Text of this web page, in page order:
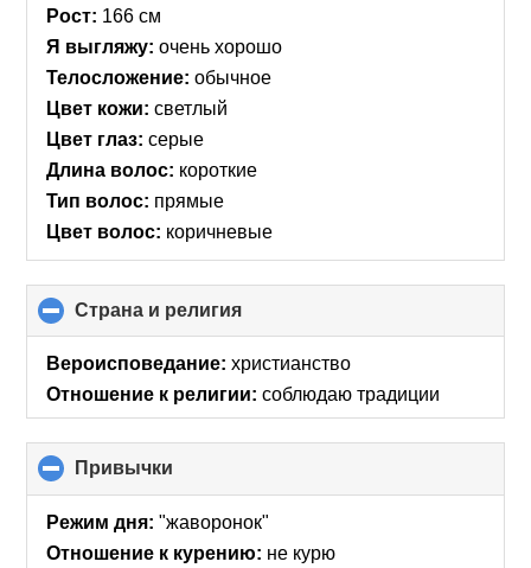
Рост: 166 см
Я выгляжу: очень хорошо
Телосложение: обычное
Цвет кожи: светлый
Цвет глаз: серые
Длина волос: короткие
Тип волос: прямые
Цвет волос: коричневые
Страна и религия
to
collapse
Вероисповедание: христианство
Отношение к религии: соблюдаю традиции
Привычки
to
collapse
contents
Режим дня: "жаворонок"
Отношение к курению: не курю